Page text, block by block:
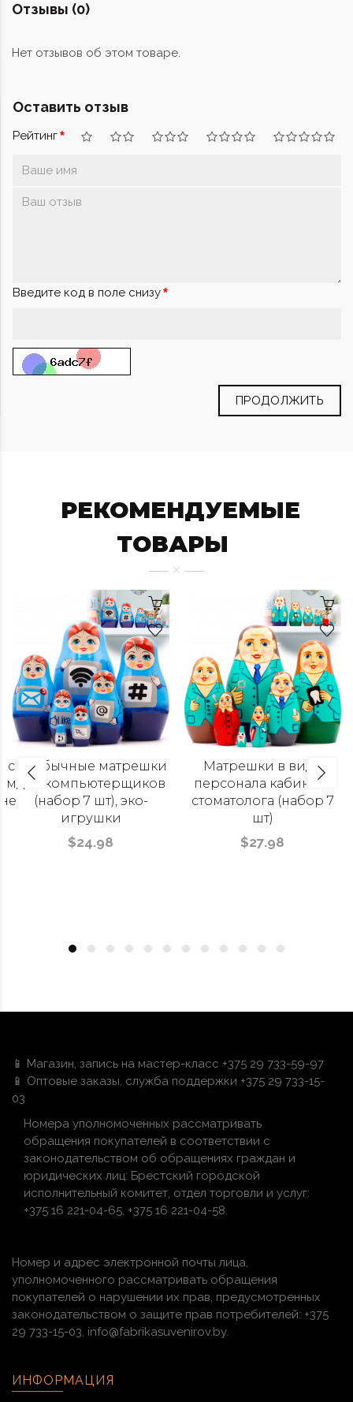
Отзывы (0)
Нет отзывов об этом товаре.
Оставить отзыв
Рейтинг
Введите код в поле снизу
ПРОДОЛЖИТЬ
РЕКОМЕНДУЕМЫЕ
ТОВАРЫ
сНеобычные матрешки
для компьютерщиков
(набор 7 шт), эко-
игрушки
$24.98
Матрешки в виде
персонала кабинета
стоматолога (набор 7
шт)
$27.98
📱 Магазин, запись на мастер-класс +375 29 733-59-97
📱 Оптовые заказы, служба поддержки +375 29 733-15-
03
Номера уполномоченных рассматривать
обращения покупателей в соответствии с
законодательством об обращениях граждан и
юридических лиц: Брестский городской
исполнительный комитет, отдел торговли и услуг:
+375 16 221-04-65, +375 16 221-04-58.
Номер и адрес электронной почты лица,
уполномоченного рассматривать обращения
покупателей о нарушении их прав, предусмотренных
законодательством о защите прав потребителей: +375
29 733-15-03, info@fabrikasuvenirov.by.
ИНФОРМАЦИЯ